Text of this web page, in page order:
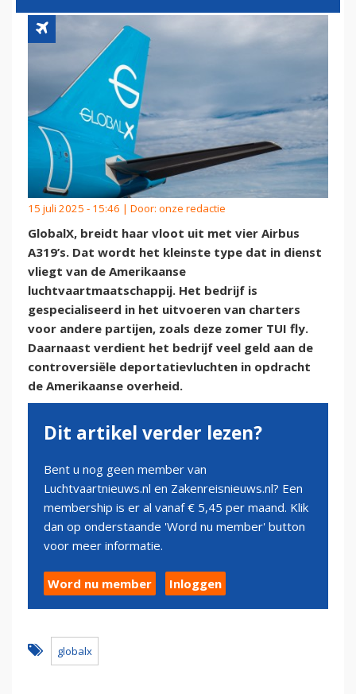
15 juli 2025 - 15:46 | Door: onze redactie
GlobalX, breidt haar vloot uit met vier Airbus
A319’s. Dat wordt het kleinste type dat in dienst
vliegt van de Amerikaanse
luchtvaartmaatschappij. Het bedrijf is
gespecialiseerd in het uitvoeren van charters
voor andere partijen, zoals deze zomer TUI fly.
Daarnaast verdient het bedrijf veel geld aan de
controversiële deportatievluchten in opdracht
de Amerikaanse overheid.
Dit artikel verder lezen?
Bent u nog geen member van
Luchtvaartnieuws.nl en Zakenreisnieuws.nl? Een
membership is er al vanaf € 5,45 per maand. Klik
dan op onderstaande 'Word nu member' button
voor meer informatie.
Word nu member Inloggen
globalx